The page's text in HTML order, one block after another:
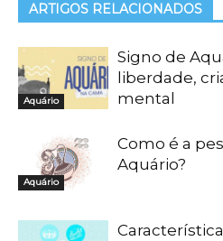
ARTIGOS RELACIONADOS
Aquário
Signo de
liberdade,
mental
Aquário
Como é a
Aquário?